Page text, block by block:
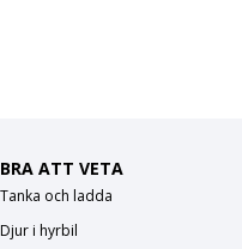
BRA ATT VETA
Tanka och ladda
Djur i hyrbil